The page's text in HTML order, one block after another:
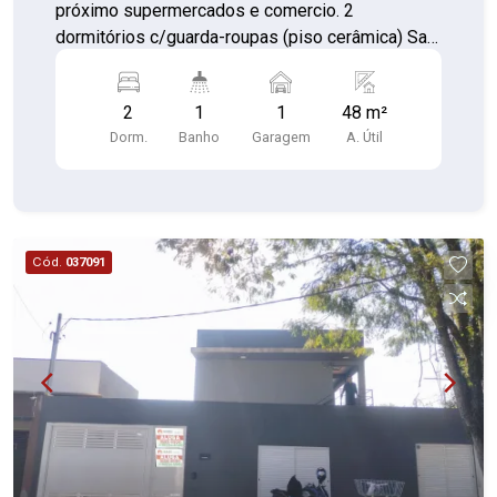
próximo supermercados e comercio. 2
dormitórios c/guarda-roupas (piso cerâmica) Sala
gabinete (piso cerâmica) Banheiro c/ box de
vidro (piso porcelanato) Lavanderia (piso
cerâmica) 01 vaga de garagem descoberta
2
Dorm.
1
Banho
1
Garagem
48 m²
A. Útil
Cód. 037091